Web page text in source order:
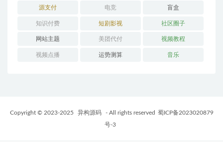
源支付 电竞 盲盒
知识付费 短剧影视 社区圈子
网站主题 美团代付 视频教程
视频点播 运势测算 音乐
Copyright © 2023-2025 异构源码 - All rights reserved 蜀ICP备2023020879
号-3